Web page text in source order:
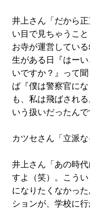
井上さん「だから
い目で見ちゃうこ
お寺が運営してい
生がある日『はー
いですか？』って
ば『僕は警察官に
も、私は飛ばされ
いう扱いだったんで
カツセさん「立派
井上さん「あの時
すよ（笑）。こう
になりたくなかっ
ションが、学校に